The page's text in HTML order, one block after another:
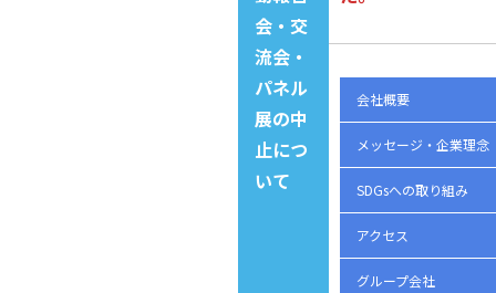
会・交
流会・
パネル
展の中
止につ
いて
会社概要
メッセージ・企業理念
SDGsへの取り組み
アクセス
グループ会社